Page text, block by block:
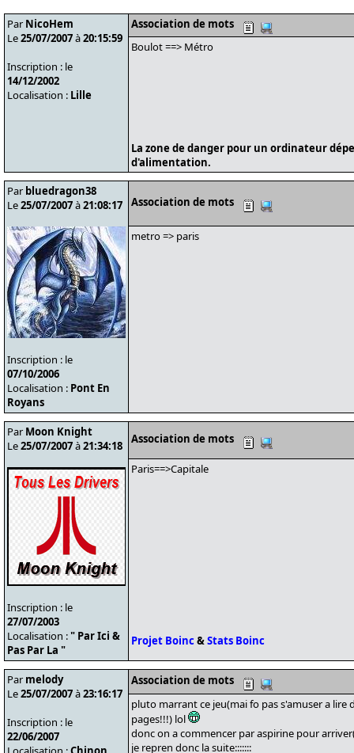
Par NicoHem
Le25/07/2007à20:15:59
Inscription : le
14/12/2002
Localisation : Lille
Association de mots
Boulot ==> Métro
La zone de danger pour un ordinateur
d'alimentation.
Par bluedragon38
Le25/07/2007à21:08:17
Inscription : le
07/10/2006
Localisation : Pont En
Royans
Association de mots
metro => paris
Par Moon Knight
Le25/07/2007à21:34:18
Inscription : le
27/07/2003
Localisation :" Par Ici &
Pas Par La "
Association de mots
Paris==>Capitale
Projet Boinc&Stats Boinc
Par melody
Le25/07/2007à23:16:17
Inscription : le
22/06/2007
Association de mots
pluto marrant ce jeu(mai fo pas s'amuser a lire
pages!!!) lol
donc on a commencer par aspirine pour
je repren donc la suite:::::::